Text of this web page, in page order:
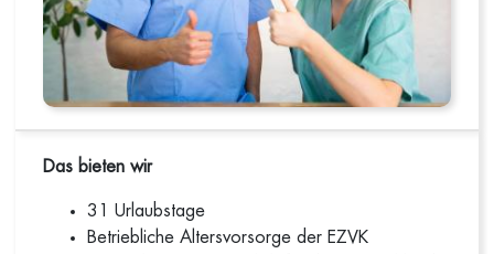
Das bieten wir
31 Urlaubstage
Betriebliche Altersvorsorge der EZVK